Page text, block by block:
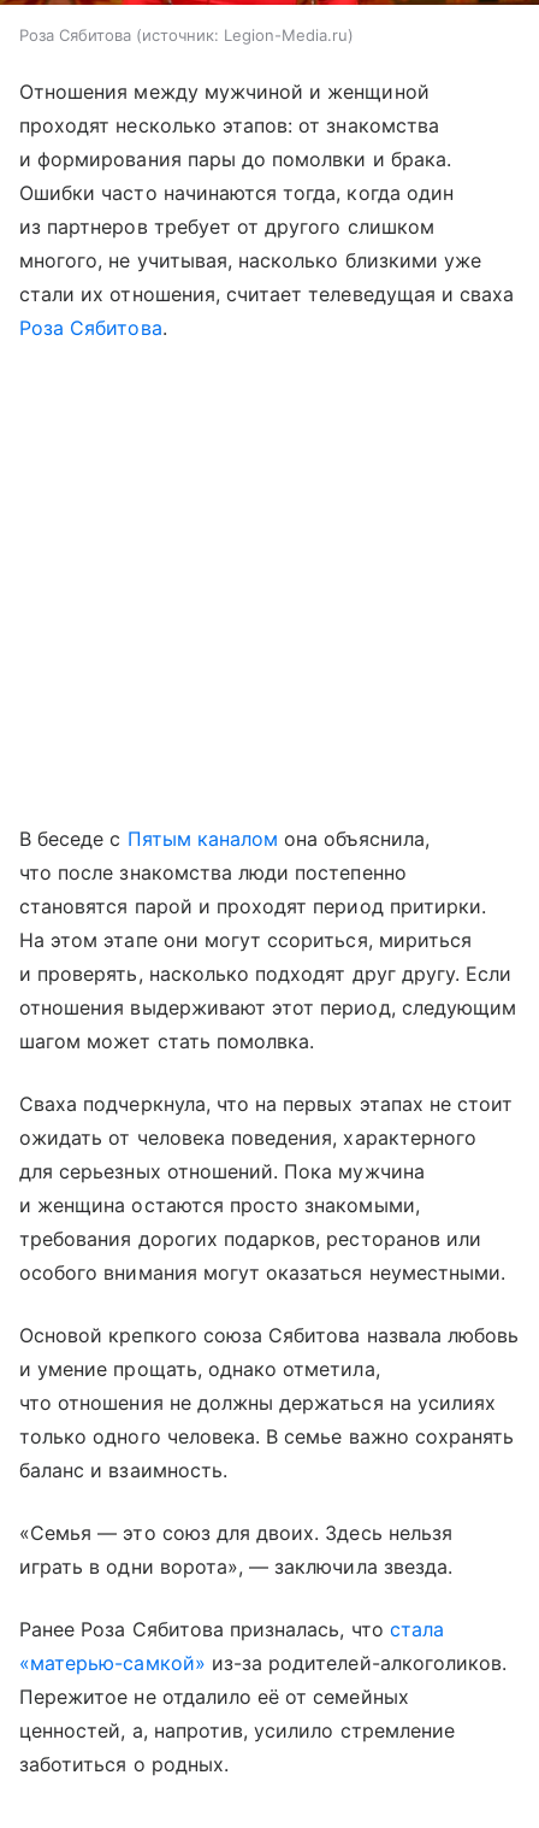
Роза Сябитова источник: Legion-Media.ru
Отношения между мужчиной и женщиной
проходят несколько этапов: от знакомства
и формирования пары до помолвки и брака.
Ошибки часто начинаются тогда, когда один
из партнеров требует от другого слишком
многого, не учитывая, насколько близкими уже
стали их отношения, считает телеведущая и сваха
Роза Сябитова.
В беседе с Пятым каналом она объяснила,
что после знакомства люди постепенно
становятся парой и проходят период притирки.
На этом этапе они могут ссориться, мириться
и проверять, насколько подходят друг другу. Если
отношения выдерживают этот период, следующим
шагом может стать помолвка.
Сваха подчеркнула, что на первых этапах не стоит
ожидать от человека поведения, характерного
для серьезных отношений. Пока мужчина
и женщина остаются просто знакомыми,
требования дорогих подарков, ресторанов или
особого внимания могут оказаться неуместными.
Основой крепкого союза Сябитова назвала любовь
и умение прощать, однако отметила,
что отношения не должны держаться на усилиях
только одного человека. В семье важно сохранять
баланс и взаимность.
«Семья — это союз для двоих. Здесь нельзя
играть в одни ворота», — заключила звезда.
Ранее Роза Сябитова призналась, что стала
«матерью-самкой» из-за родителей-алкоголиков.
Пережитое не отдалило её от семейных
ценностей, а, напротив, усилило стремление
заботиться о родных.